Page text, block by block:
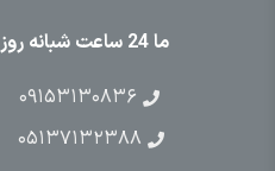
ما 24 ساعت شبانه روز در کنار شما هستیم
۰۹۱۵۳۱۳۰۸۳۶
۰۵۱۳۷۱۳۲۳۸۸